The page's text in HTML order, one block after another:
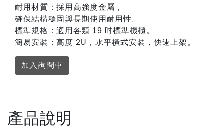
耐用材質：採用高強度金屬，
確保結構穩固與長期使用耐用性。
標準規格：適用各類 19 吋標準機櫃。
簡易安裝：高度 2U，水平橫式安裝，快速上架。
加入詢問車
產品說明